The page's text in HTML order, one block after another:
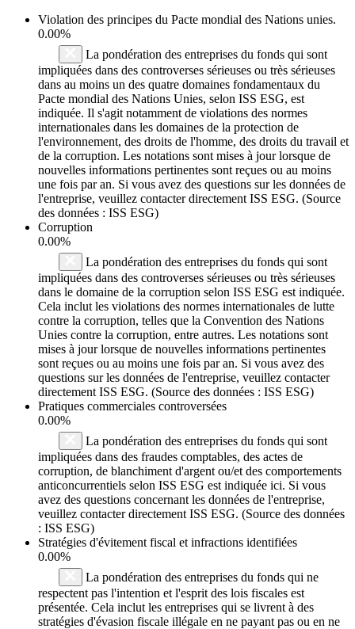
Violation des principes du Pacte mondial des Nations unies.
0.00%
La pondération des entreprises du fonds qui sont
impliquées dans des controverses sérieuses ou très sérieuses
dans au moins un des quatre domaines fondamentaux du
Pacte mondial des Nations Unies, selon ISS ESG, est
indiquée. Il s'agit notamment de violations des normes
internationales dans les domaines de la protection de
l'environnement, des droits de l'homme, des droits du travail et
de la corruption. Les notations sont mises à jour lorsque de
nouvelles informations pertinentes sont reçues ou au moins
une fois par an. Si vous avez des questions sur les données de
l'entreprise, veuillez contacter directement ISS ESG. (Source
des données : ISS ESG)
Corruption
0.00%
La pondération des entreprises du fonds qui sont
impliquées dans des controverses sérieuses ou très sérieuses
dans le domaine de la corruption selon ISS ESG est indiquée.
Cela inclut les violations des normes internationales de lutte
contre la corruption, telles que la Convention des Nations
Unies contre la corruption, entre autres. Les notations sont
mises à jour lorsque de nouvelles informations pertinentes
sont reçues ou au moins une fois par an. Si vous avez des
questions sur les données de l'entreprise, veuillez contacter
directement ISS ESG. (Source des données : ISS ESG)
Pratiques commerciales controversées
0.00%
La pondération des entreprises du fonds qui sont
impliquées dans des fraudes comptables, des actes de
corruption, de blanchiment d'argent ou/et des comportements
anticoncurrentiels selon ISS ESG est indiquée ici. Si vous
avez des questions concernant les données de l'entreprise,
veuillez contacter directement ISS ESG. (Source des données
: ISS ESG)
Stratégies d'évitement fiscal et infractions identifiées
0.00%
La pondération des entreprises du fonds qui ne
respectent pas l'intention et l'esprit des lois fiscales est
présentée. Cela inclut les entreprises qui se livrent à des
stratégies d'évasion fiscale illégale en ne payant pas ou en ne